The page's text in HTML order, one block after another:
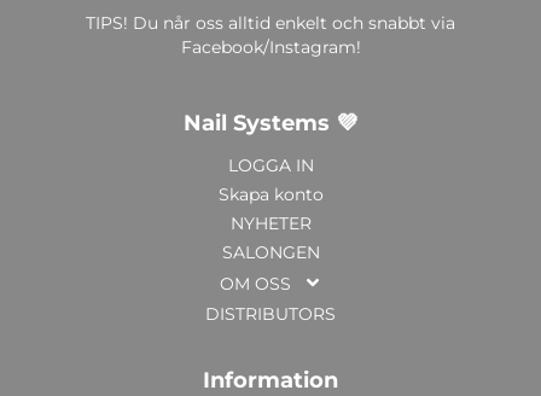
TIPS! Du når oss alltid enkelt och snabbt via
Facebook/Instagram!
Nail Systems 💜
LOGGA IN
Skapa konto
NYHETER
SALONGEN
OM OSS
DISTRIBUTORS
Information